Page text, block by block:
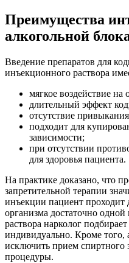
Преимущества
алкогольной
Введение препаратов для
инъекционного раствора
мягкое воздействие на
длительный эффект
отсутствие
подходит для
зависимости;
при отсутствии
для здоровья пациента.
На практике доказано, что
запретительной терапии
инъекции пациент
организма достаточно
раствора нарколог
индивидуально. Кроме того,
исключить прием спиртного
процедуры.